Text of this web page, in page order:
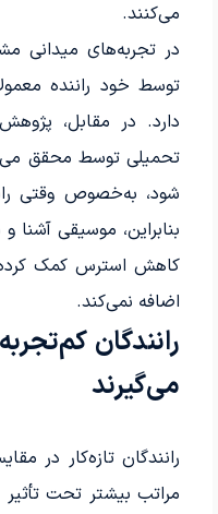
می‌کنند.
در تجربه‌های
توسط خود راننده
دارد. در مقابل،
تحمیلی توسط محقق
شود، به‌خصوص وقتی
بنابراین، موسیقی
کاهش استرس کمک
اضافه نمی‌کند.
رانندگان
می‌گیرند
رانندگان تازه‌کار در
مراتب بیشتر تحت